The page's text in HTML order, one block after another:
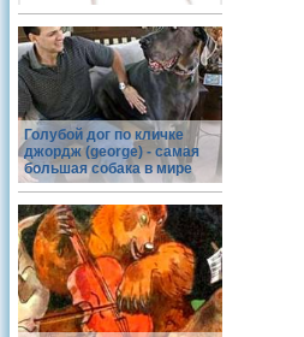
Голубой дог по кличке
джордж (george) - самая
большая собака в мире